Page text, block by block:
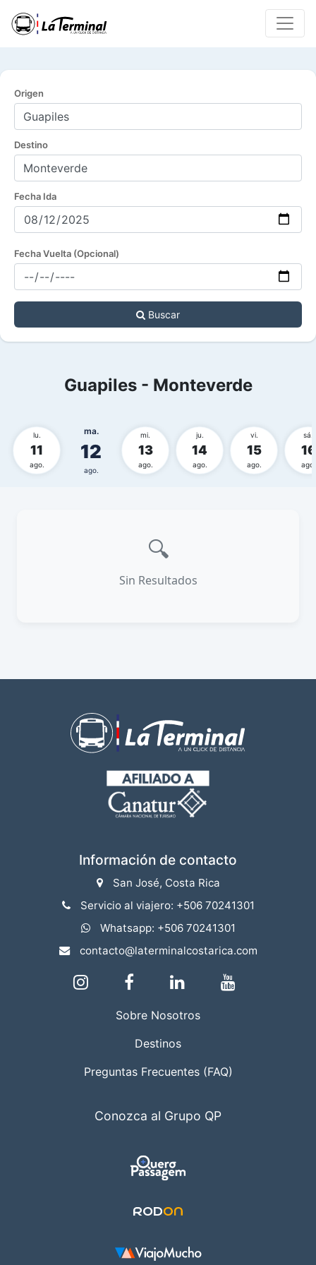
Origen
Destino
Fecha Ida
Fecha Vuelta (Opcional)
Buscar
Guapiles - Monteverde
lu.
11
ago.
ma.
12
ago.
mi.
13
ago.
ju.
14
ago.
vi.
15
ago.
sá.
16
ago.
🔍
Sin Resultados
Información de contacto
San José, Costa Rica
Servicio al viajero: +506 70241301
Whatsapp: +506 70241301
contacto@laterminalcostarica.com
Sobre Nosotros
Destinos
Preguntas Frecuentes (FAQ)
Conozca al Grupo QP